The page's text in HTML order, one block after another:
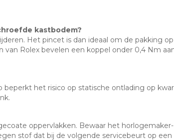
kastbodem?
Het pincet is dan ideaal om de pakking
Rolex bevelen een koppel onder 0,4 Nm
het risico op statische ontlading op
oppervlakken. Bewaar het horlogemaker-
stof dat bij de volgende servicebeurt op een